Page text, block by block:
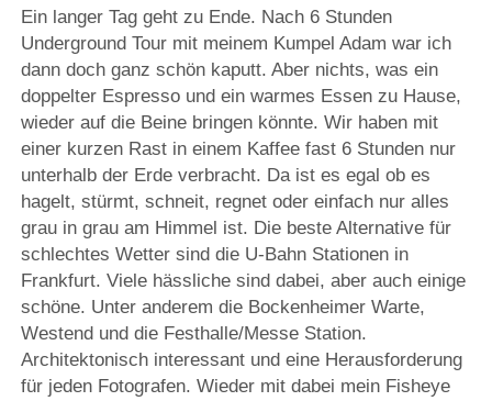
Ein langer Tag geht zu Ende. Nach 6 Stunden
Underground Tour mit meinem Kumpel Adam war ich
dann doch ganz schön kaputt. Aber nichts, was ein
doppelter Espresso und ein warmes Essen zu Hause,
wieder auf die Beine bringen könnte. Wir haben mit
einer kurzen Rast in einem Kaffee fast 6 Stunden nur
unterhalb der Erde verbracht. Da ist es egal ob es
hagelt, stürmt, schneit, regnet oder einfach nur alles
grau in grau am Himmel ist. Die beste Alternative für
schlechtes Wetter sind die U-Bahn Stationen in
Frankfurt. Viele hässliche sind dabei, aber auch einige
schöne. Unter anderem die Bockenheimer Warte,
Westend und die Festhalle/Messe Station.
Architektonisch interessant und eine Herausforderung
für jeden Fotografen. Wieder mit dabei mein Fisheye